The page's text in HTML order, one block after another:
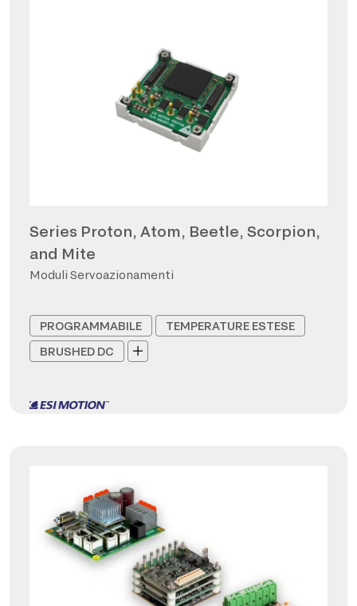
Series Proton, Atom, Beetle, Scorpion,
and Mite
Moduli Servoazionamenti
PROGRAMMABILE
TEMPERATURE ESTESE
BRUSHED DC